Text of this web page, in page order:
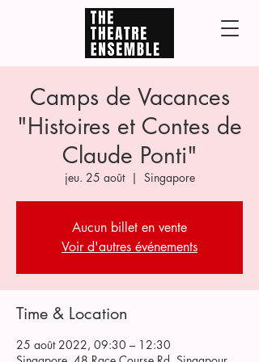
Camps de Vacances
"Histoires et Contes de
Claude Ponti"
jeu. 25 août
  |
Singapore
Aucun billet en vente
Voir d'autres événements
Time & Location
25 août 2022, 09:30 – 12:30